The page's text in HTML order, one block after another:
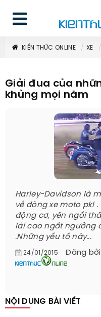
KIẾN THỨC ONLINE XE
Giải đua của
khủng mọi năm
Harley-Davidson là
về dòng xe moto pkl
động cơ, yên ngồi
lái cao ngất ngưởng
.Những yếu tố này...
24/01/2015 Đăng bởi
NỘI DUNG BÀI VIẾT